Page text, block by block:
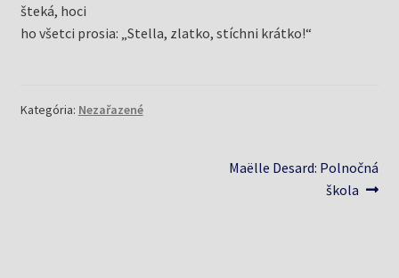
Knižný klub
šteká, hoci
ho všetci prosia: „Stella, zlatko, stíchni krátko!“
Kategória: Nezařazené
Nasledujúci
Maëlle Desard: Polnočná
škola